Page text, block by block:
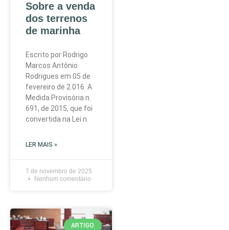
Sobre a venda
dos terrenos
de marinha
Escrito por Rodrigo
Marcos Antônio
Rodrigues em 05 de
fevereiro de 2.016. A
Medida Provisória n.
691, de 2015, que foi
convertida na Lei n.
LER MAIS »
7 de novembro de 2025
Nenhum comentário
ARTIGO